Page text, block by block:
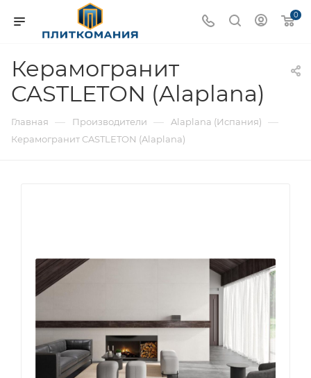
0
Керамогранит
CASTLETON (Alaplana)
Главная — Производители — Alaplana (Испания) —
Керамогранит CASTLETON (Alaplana)